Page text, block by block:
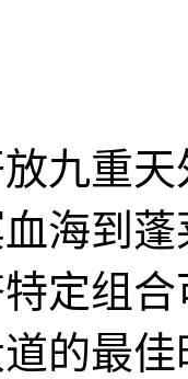
九重
海到
定组
的最佳